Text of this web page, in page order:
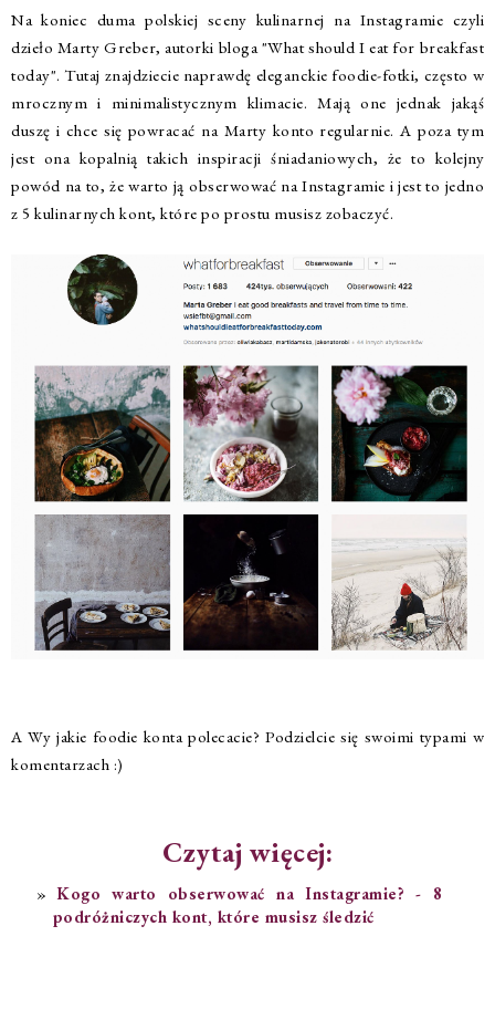
Na koniec duma polskiej sceny kulinarnej na Instagramie czyli
dzieło Marty Greber, autorki bloga "What should I eat for breakfast
today". Tutaj znajdziecie naprawdę eleganckie foodie-fotki, często w
mrocznym i minimalistycznym klimacie. Mają one jednak jakąś
duszę i chce się powracać na Marty konto regularnie. A poza tym
jest ona kopalnią takich inspiracji śniadaniowych, że to kolejny
powód na to, że warto ją obserwować na Instagramie i jest to jedno
z 5 kulinarnych kont, które po prostu musisz zobaczyć.
A Wy jakie foodie konta polecacie? Podzielcie się swoimi typami w
komentarzach :)
Czytaj więcej:
Kogo warto obserwować na Instagramie? - 8
podróżniczych kont, które musisz śledzić